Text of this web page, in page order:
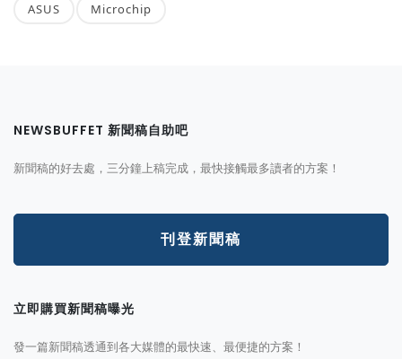
ASUS Microchip
NEWSBUFFET 新聞稿自助吧
新聞稿的好去處，三分鐘上稿完成，最快接觸最多讀者的方案！
刊登新聞稿
立即購買新聞稿曝光
發一篇新聞稿透通到各大媒體的最快速、最便捷的方案！